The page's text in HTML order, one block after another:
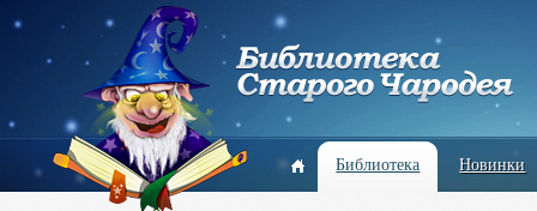
Библиотека Новинки